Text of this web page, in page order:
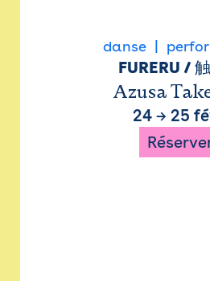
danse
FURERU /
Azusa
24→ 25